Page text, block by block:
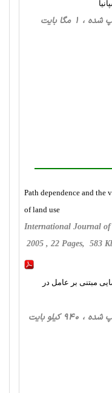
، کلیه گرایش ها، 19 صفحه فارسی تایپ شده ، 1 مگا بایت
Path dependence and the
of land use
International Journal of
2005 , 22 Pages, 583
مبتنی بر عامل در
، کلیه گرایش ها، 28 صفحه فارسی تایپ شده ، 940 کیلو بایت